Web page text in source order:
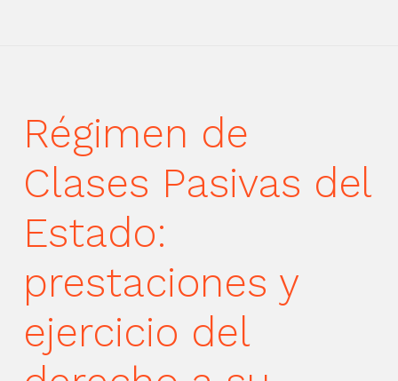
Régimen de
Clases Pasivas del
Estado:
prestaciones y
ejercicio del